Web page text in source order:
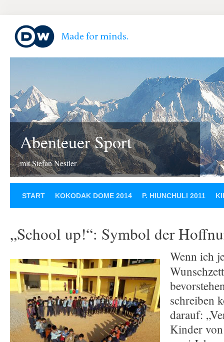
Abenteuer Sport
mit Stefan Nestler
START KOKODAK DOME 2014 P. HIUNCHULI 2011
„School up!“: Symbol der
Wenn ich
schreiben
darauf:
Kinder